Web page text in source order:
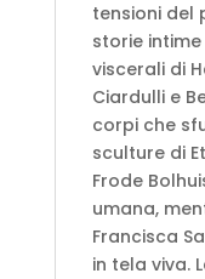
tensioni del
storie
viscerali di
Ciardulli e
corpi che
sculture di
Frode
umana,
Francisca
in tela viva.